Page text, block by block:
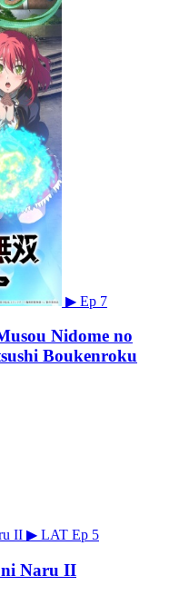
▶ Ep 7
Nidome no
Boukenroku
▶ LAT Ep 5
ni Naru II